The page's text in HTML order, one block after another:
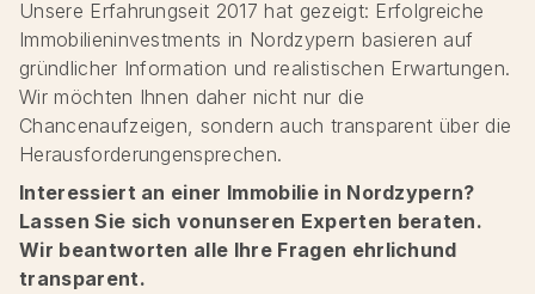
Unsere Erfahrungseit 2017 hat gezeigt: Erfolgreiche
Immobilieninvestments in Nordzypern basieren auf
gründlicher Information und realistischen Erwartungen.
Wir möchten Ihnen daher nicht nur die
Chancenaufzeigen, sondern auch transparent über die
Herausforderungensprechen.
Interessiert an einer Immobilie in Nordzypern?
Lassen Sie sich vonunseren Experten beraten.
Wir beantworten alle Ihre Fragen ehrlichund
transparent.